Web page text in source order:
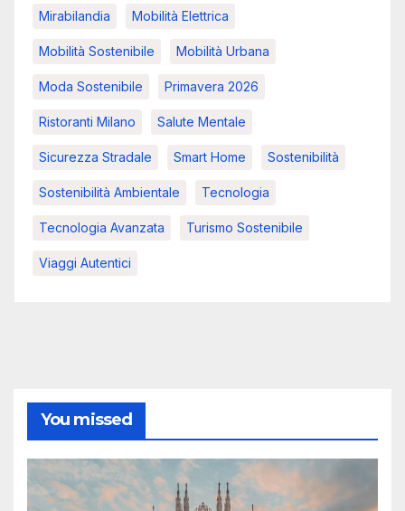
Mirabilandia Mobilità Elettrica
Mobilità Sostenibile Mobilità Urbana
Moda Sostenibile Primavera 2026
Ristoranti Milano Salute Mentale
Sicurezza Stradale Smart Home Sostenibilità
Sostenibilità Ambientale Tecnologia
Tecnologia Avanzata Turismo Sostenibile
Viaggi Autentici
You missed